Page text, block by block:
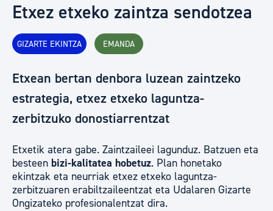
Etxez etxeko zaintza sendotzea
GIZARTE EKINTZA EMANDA
Etxean bertan denbora luzean zaintzeko
estrategia, etxez etxeko laguntza-
zerbitzuko donostiarrentzat
Etxetik atera gabe. Zaintzaileei lagunduz. Batzuen eta
besteen bizi-kalitatea hobetuz. Plan honetako
ekintzak eta neurriak etxez etxeko laguntza-
zerbitzuaren erabiltzaileentzat eta Udalaren Gizarte
Ongizateko profesionalentzat dira.